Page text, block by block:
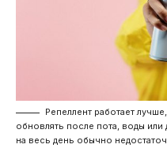
Репеллент работает
обновлять после пота, воды
на весь день обычно